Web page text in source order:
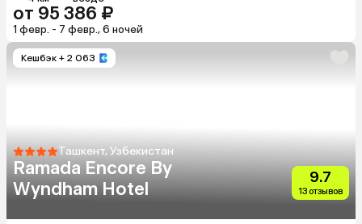
от 95 386 ₽
1 февр. - 7 февр., 6 ночей
Кешбэк + 2 063
Ташкент, Узбекистан
Ramada Encore By
Wyndham Hotel
9.7
13 отзывов